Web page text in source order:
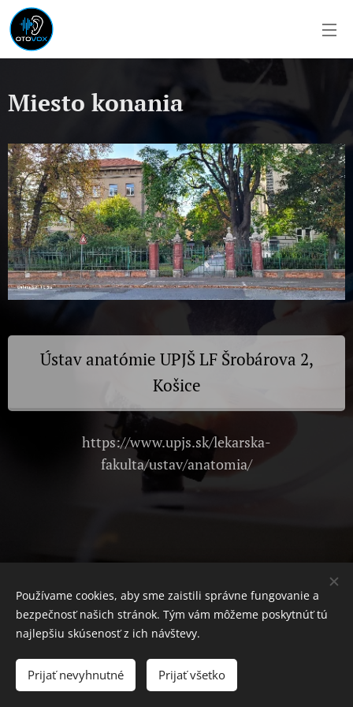
Miesto konania
Ústav anatómie UPJŠ LF Šrobárova 2,
Košice
https://www.upjs.sk/lekarska-
fakulta/ustav/anatomia/
OTOVOX - občianske združenie
IČO: 55 574 076
Trieda SNP 457/1, 040 11 Košice-Západ
Cookies
Používame cookies, aby sme zaistili správne fungovanie a
bezpečnosť našich stránok. Tým vám môžeme poskytnúť tú
najlepšiu skúsenosť z ich návštevy.
Prijať nevyhnutné Prijať všetko